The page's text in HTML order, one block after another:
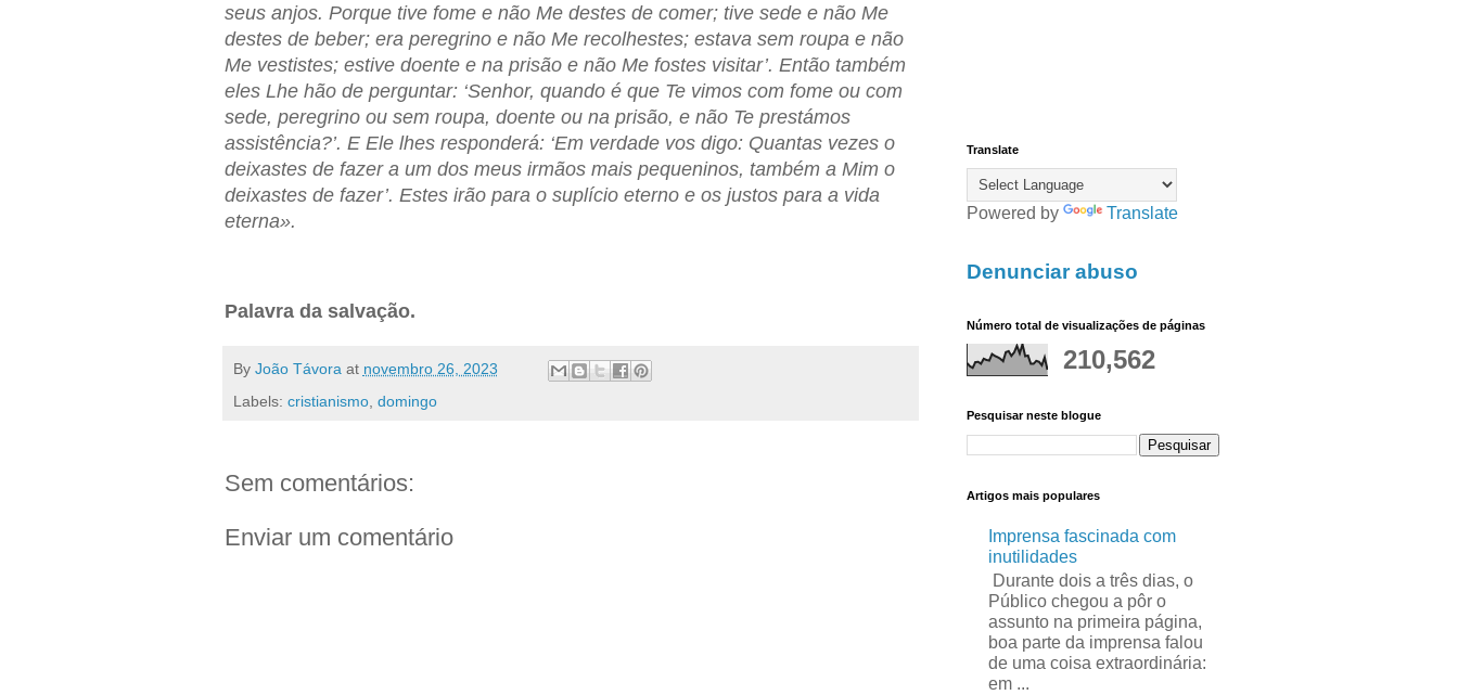
seus anjos. Porque tive fome e não Me destes de comer; tive sede e não Me
destes de beber; era peregrino e não Me recolhestes; estava sem roupa e não
Me vestistes; estive doente e na prisão e não Me fostes visitar’. Então também
eles Lhe hão de perguntar: ‘Senhor, quando é que Te vimos com fome ou com
sede, peregrino ou sem roupa, doente ou na prisão, e não Te prestámos
assistência?’. E Ele lhes responderá: ‘Em verdade vos digo: Quantas vezes o
deixastes de fazer a um dos meus irmãos mais pequeninos, também a Mim o
deixastes de fazer’. Estes irão para o suplício eterno e os justos para a vida
eterna».
Palavra da salvação.
By João Távora at novembro 26, 2023
Labels: cristianismo, domingo
Sem comentários:
Enviar um comentário
Translate
Powered by Translate
Denunciar abuso
Número total de visualizações de páginas
210,562
Pesquisar neste blogue
Artigos mais populares
Imprensa fascinada com
inutilidades
Durante dois a três dias, o
Público chegou a pôr o
assunto na primeira página,
boa parte da imprensa falou
de uma coisa extraordinária:
em ...